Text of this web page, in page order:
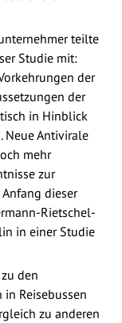
teilte
Studie mit:
der
der
in Hinblick
Neue Antivirale
mehr
zur
dieser
Rietschel-
in einer Studie
den
Reisebussen
zu anderen